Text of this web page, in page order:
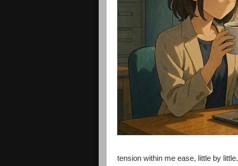
tension within me ease, little by little.